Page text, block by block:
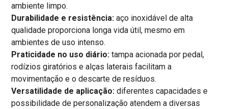
ambiente limpo.
Durabilidade e resistência: aço inoxidável de alta
qualidade proporciona longa vida útil, mesmo em
ambientes de uso intenso.
Praticidade no uso diário: tampa acionada por pedal,
rodízios giratórios e alças laterais facilitam a
movimentação e o descarte de resíduos.
Versatilidade de aplicação: diferentes capacidades e
possibilidade de personalização atendem a diversas